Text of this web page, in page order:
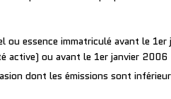
ou essence immatriculé avant le
active) ou avant le 1er janvier
dont les émissions sont